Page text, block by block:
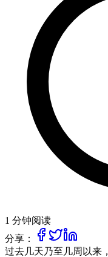
1 分钟阅读
分享：
过去几天乃至几周以来